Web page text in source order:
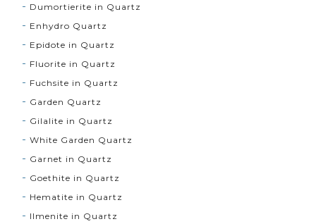
Dumortierite in Quartz
Enhydro Quartz
Epidote in Quartz
Fluorite in Quartz
Fuchsite in Quartz
Garden Quartz
Gilalite in Quartz
White Garden Quartz
Garnet in Quartz
Goethite in Quartz
Hematite in Quartz
Ilmenite in Quartz